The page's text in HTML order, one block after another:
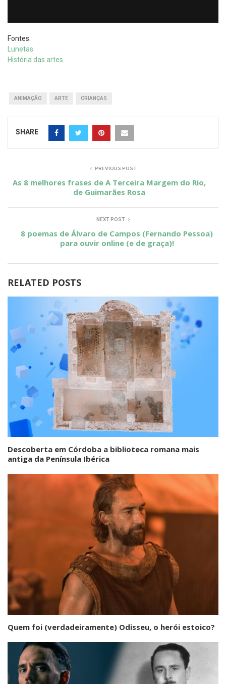
Fontes:
Lunetas
História das artes
ANIMAÇÃO ARTE CRIANÇAS
SHARE
PREVIOUS POST
As 8 melhores frases de A Terceira Margem do Rio,
de Guimarães Rosa
NEXT POST
8 poemas de Álvaro de Campos (Fernando Pessoa)
para ouvir online (e de graça)!
RELATED POSTS
Descoberta em Córdoba a biblioteca romana mais
antiga da Península Ibérica
Quem foi (verdadeiramente) Odisseu, o herói estoico?